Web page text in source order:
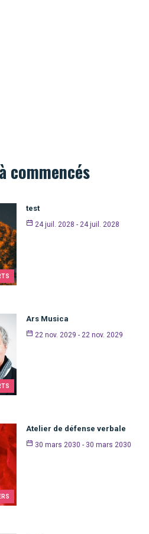
commencés
test
24 juil. 2028 - 24 juil. 2028
Ars Musica
22 nov. 2029 - 22 nov. 2029
Atelier de défense verbale
30 mars 2030 - 30 mars 2030